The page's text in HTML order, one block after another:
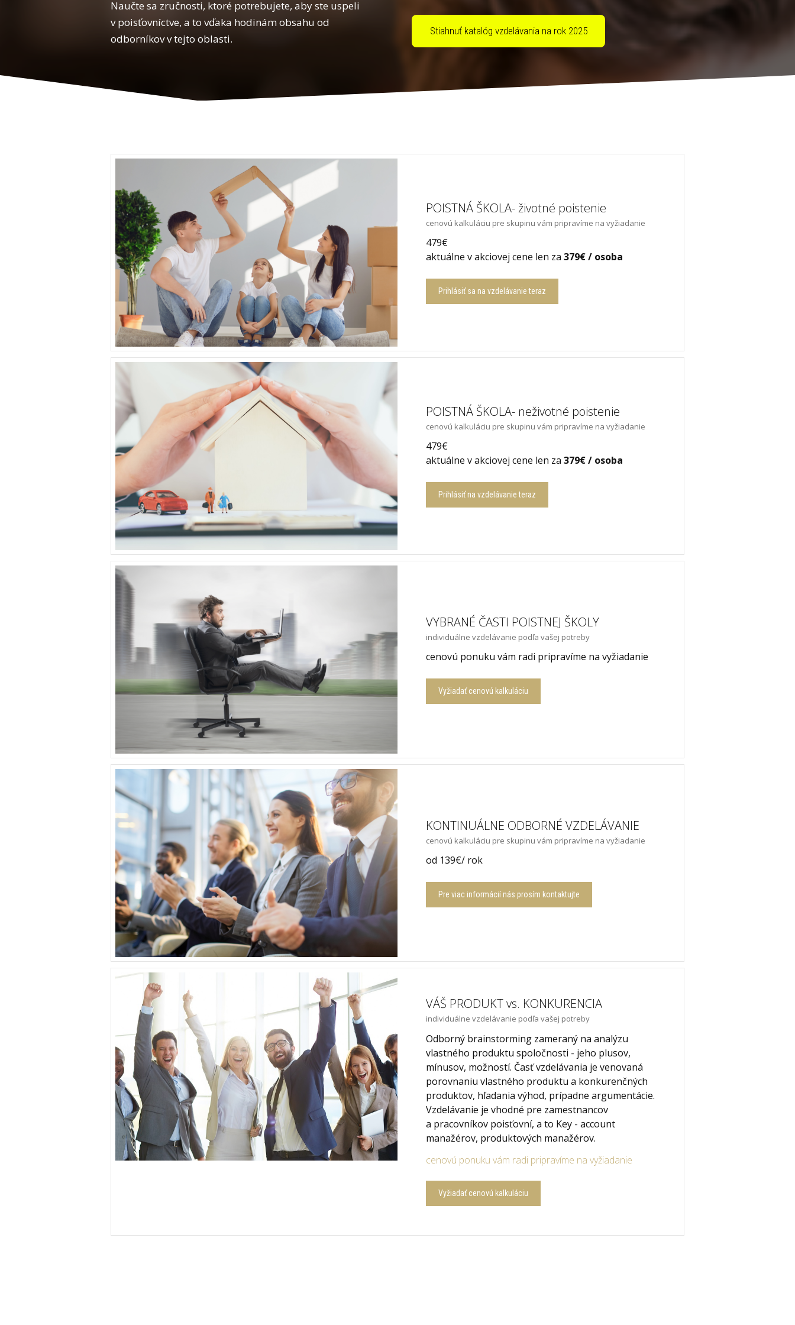
Naučte sa zručnosti, ktoré potrebujete, aby ste uspeli
v poisťovníctve, a to vďaka hodinám obsahu od
odborníkov v tejto oblasti.
Stiahnuť katalóg vzdelávania na rok 2025
POISTNÁ ŠKOLA- životné poistenie
cenovú kalkuláciu pre skupinu vám pripravíme na vyžiadanie
479€
aktuálne v akciovej cene len za379€ / osoba
Prihlásiť sa na vzdelávanie teraz
POISTNÁ ŠKOLA- neživotné poistenie
cenovú kalkuláciu pre skupinu vám pripravíme na vyžiadanie
479€
aktuálne v akciovej cene len za379€ / osoba
Prihlásiť na vzdelávanie teraz
VYBRANÉ ČASTI POISTNEJ ŠKOLY
individuálne vzdelávanie podľa vašej potreby
cenovú ponuku vám radi pripravíme na vyžiadanie
Vyžiadať cenovú kalkuláciu
KONTINUÁLNE ODBORNÉ VZDELÁVANIE
cenovú kalkuláciu pre skupinu vám pripravíme na vyžiadanie
od 139€/ rok
Pre viac informácií nás prosím kontaktujte
VÁŠ PRODUKT vs. KONKURENCIA
individuálne vzdelávanie podľa vašej potreby
Odborný brainstorming zameraný na analýzu
vlastného produktu spoločnosti - jeho plusov,
mínusov, možností. Časť vzdelávania je venovaná
porovnaniu vlastného produktu a konkurenčných
produktov, hľadania výhod, prípadne argumentácie.
Vzdelávanie je vhodné pre zamestnancov
a pracovníkov poisťovní, a to Key - account
manažérov, produktových manažérov.
cenovú ponuku vám radi pripravíme na vyžiadanie
Vyžiadať cenovú kalkuláciu